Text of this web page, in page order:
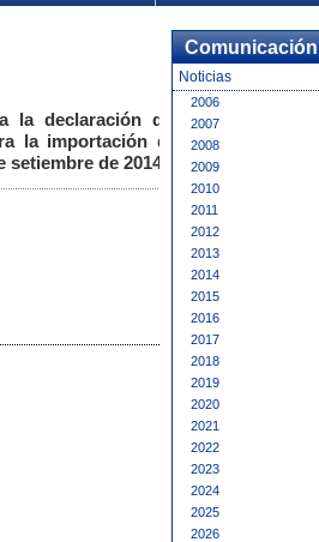
la declaración del
la importación de
de 2014.
Comunicación
Noticias
2006
2007
2008
2009
2010
2011
2012
2013
2014
2015
2016
2017
2018
2019
2020
2021
2022
2023
2024
2025
2026